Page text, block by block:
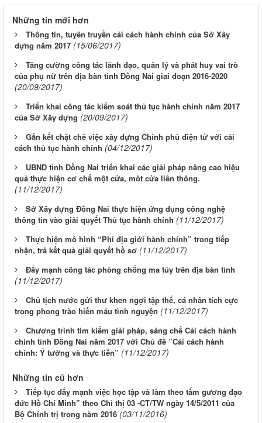
Những tin mới hơn
Thông tin, tuyên truyền cải cách hành chính của Sở Xây
dựng năm 2017 (15/06/2017)
Tăng cường công tác lãnh đạo, quản lý và phát huy vai trò
của phụ nữ trên địa bàn tỉnh Đồng Nai giai đoạn 2016-2020
(20/09/2017)
Triển khai công tác kiểm soát thủ tục hành chính năm 2017
của Sở Xây dựng (20/09/2017)
Gắn kết chặt chẽ việc xây dựng Chính phủ điện tử với cải
cách thủ tục hành chính (04/12/2017)
UBND tỉnh Đồng Nai triển khai các giải pháp nâng cao hiệu
quả thực hiện cơ chế một cửa, môt cửa liên thông.
(11/12/2017)
Sở Xây dựng Đồng Nai thực hiện ứng dụng công nghệ
thông tin vào giải quyết Thủ tục hành chính (11/12/2017)
Thực hiện mô hình “Phi địa giới hành chính” trong tiếp
nhận, trả kết quả giải quyết hồ sơ (11/12/2017)
Đẩy mạnh công tác phòng chống ma túy trên địa bàn tỉnh
(11/12/2017)
Chủ tịch nước gửi thư khen ngợi tập thể, cá nhân tích cực
trong phong trào hiến máu tình nguyện (11/12/2017)
Chương trình tìm kiếm giải pháp, sáng chế Cải cách hành
chính tỉnh Đồng Nai năm 2017 với Chủ đề ”Cải cách hành
chính: Ý tưởng và thực tiễn” (11/12/2017)
Những tin cũ hơn
Tiếp tục đẩy mạnh việc học tập và làm theo tấm gương đạo
đức Hồ Chí Minh” theo Chỉ thị 03 -CT/TW ngày 14/5/2011 của
Bộ Chính trị trong năm 2016 (03/11/2016)